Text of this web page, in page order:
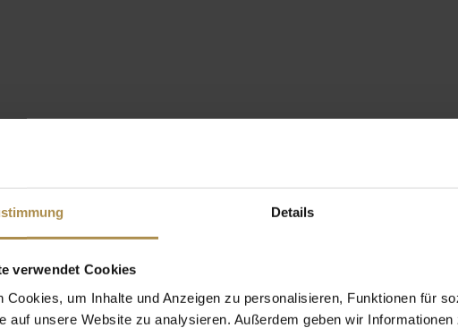
Details
verwendet Cookies
Cookies, um Inhalte und Anzeigen zu personalisieren, Funktionen für
auf unsere Website zu analysieren. Außerdem geben wir